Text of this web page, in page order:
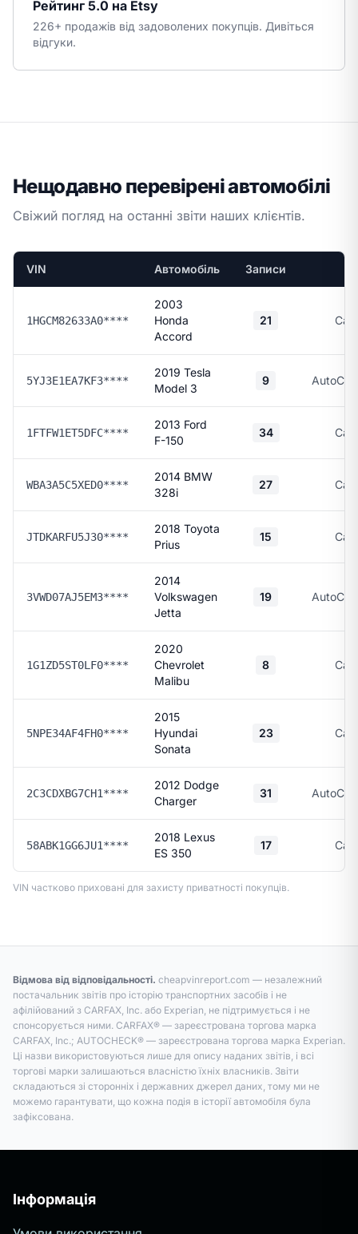
Рейтинг 5.0 на Etsy
226+ продажів від задоволених покупців. Дивіться
відгуки.
Нещодавно перевірені автомобілі
Свіжий погляд на останні звіти наших клієнтів.
VIN Автомобіль Записи
1HGCM82633A0****
2003
Honda
Accord
21
5YJ3E1EA7KF3****
2019 Tesla
Model 3
9
1FTFW1ET5DFC****
2013 Ford
F-150
34
WBA3A5C5XED0****
2014 BMW
328i
27
JTDKARFU5J30****
2018 Toyota
Prius
15
3VWD07AJ5EM3****
2014
Volkswagen
Jetta
19
1G1ZD5ST0LF0****
2020
Chevrolet
Malibu
8
5NPE34AF4FH0****
2015
Hyundai
Sonata
23
2C3CDXBG7CH1****
2012 Dodge
Charger
31
58ABK1GG6JU1****
2018 Lexus
ES 350
17
VIN частково приховані для захисту приватності покупців.
Відмова від відповідальності. cheapvinreport.com — незалежний
постачальник звітів про історію транспортних засобів і не
афілійований з CARFAX, Inc. або Experian, не підтримується і не
спонсорується ними. CARFAX® — зареєстрована торгова марка
CARFAX, Inc.; AUTOCHECK® — зареєстрована торгова марка Experian.
Ці назви використовуються лише для опису наданих звітів, і всі
торгові марки залишаються власністю їхніх власників. Звіти
складаються зі сторонніх і державних джерел даних, тому ми не
можемо гарантувати, що кожна подія в історії автомобіля була
зафіксована.
Інформація